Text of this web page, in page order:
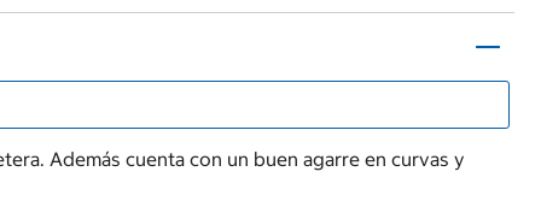
Además cuenta con un buen agarre en curvas y